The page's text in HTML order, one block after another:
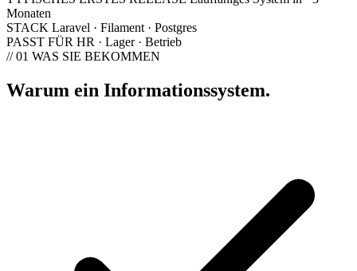
Monaten
STACK Laravel · Filament · Postgres
PASST FÜR HR · Lager · Betrieb
// 01 WAS SIE BEKOMMEN
Warum ein Informationssystem.